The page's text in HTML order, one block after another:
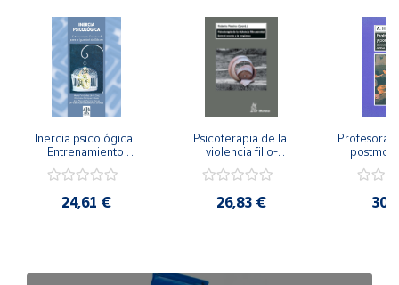
Inercia psicológica.
Entrenamiento
Igualdad de Género.
24,61 €
Psicoterapia de la
violencia filio-
secreto y la
26,83 €